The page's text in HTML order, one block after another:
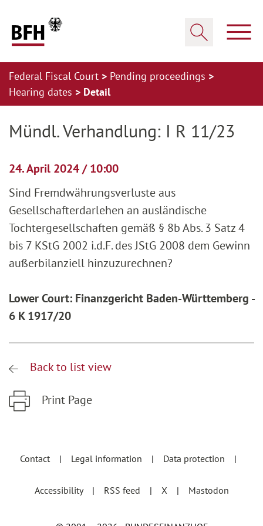
Federal Fiscal Court
Pending proceedings
Hearing dates
Detail
Mündl. Verhandlung: I R 11/23
24. April 2024 / 10:00
Sind Fremdwährungsverluste aus
Gesellschafterdarlehen an ausländische
Tochtergesellschaften gemäß § 8b Abs. 3 Satz 4
bis 7 KStG 2002 i.d.F. des JStG 2008 dem Gewinn
außerbilanziell hinzuzurechnen?
Lower Court: Finanzgericht Baden-Württemberg -
6 K 1917/20
Back to list view
Print Page
Contact
Legal information Data protection
Accessibility RSS feed X Mastodon